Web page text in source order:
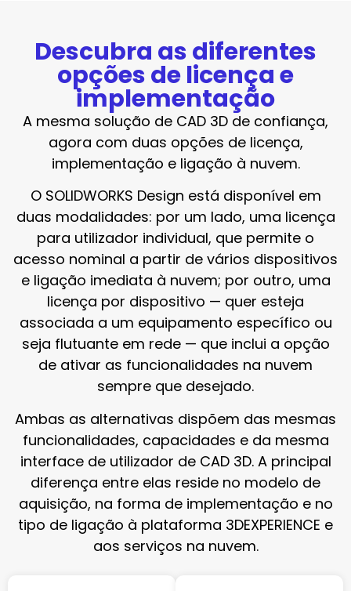
Descubra as diferentes
opções de licença e
implementação
A mesma solução de CAD 3D de confiança,
agora com duas opções de licença,
implementação e ligação à nuvem.
O SOLIDWORKS Design está disponível em
duas modalidades: por um lado, uma licença
para utilizador individual, que permite o
acesso nominal a partir de vários dispositivos
e ligação imediata à nuvem; por outro, uma
licença por dispositivo — quer esteja
associada a um equipamento específico ou
seja flutuante em rede — que inclui a opção
de ativar as funcionalidades na nuvem
sempre que desejado.
Ambas as alternativas dispõem das mesmas
funcionalidades, capacidades e da mesma
interface de utilizador de CAD 3D. A principal
diferença entre elas reside no modelo de
aquisição, na forma de implementação e no
tipo de ligação à plataforma 3DEXPERIENCE e
aos serviços na nuvem.